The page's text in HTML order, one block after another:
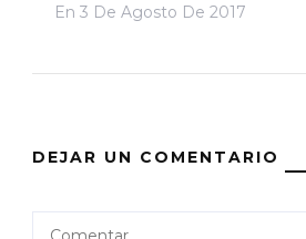
En 3 De Agosto De 2017
DEJAR UN COMENTARIO